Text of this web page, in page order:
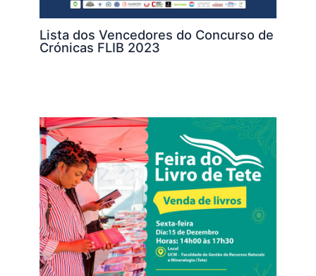
Lista dos Vencedores do Concurso de
Crónicas FLIB 2023